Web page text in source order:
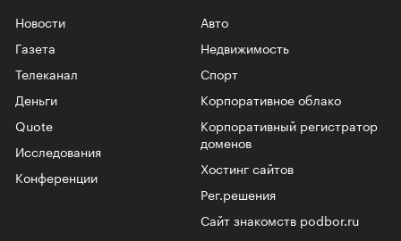
Новости
Газета
Телеканал
Авто
Недвижимость
Спорт
Корпоративное облако
Корпоративный регистратор
доменов
Хостинг сайтов
Рег.решения
Сайт знакомств podbor.ru
Деньги
Quote
Исследования
Конференции